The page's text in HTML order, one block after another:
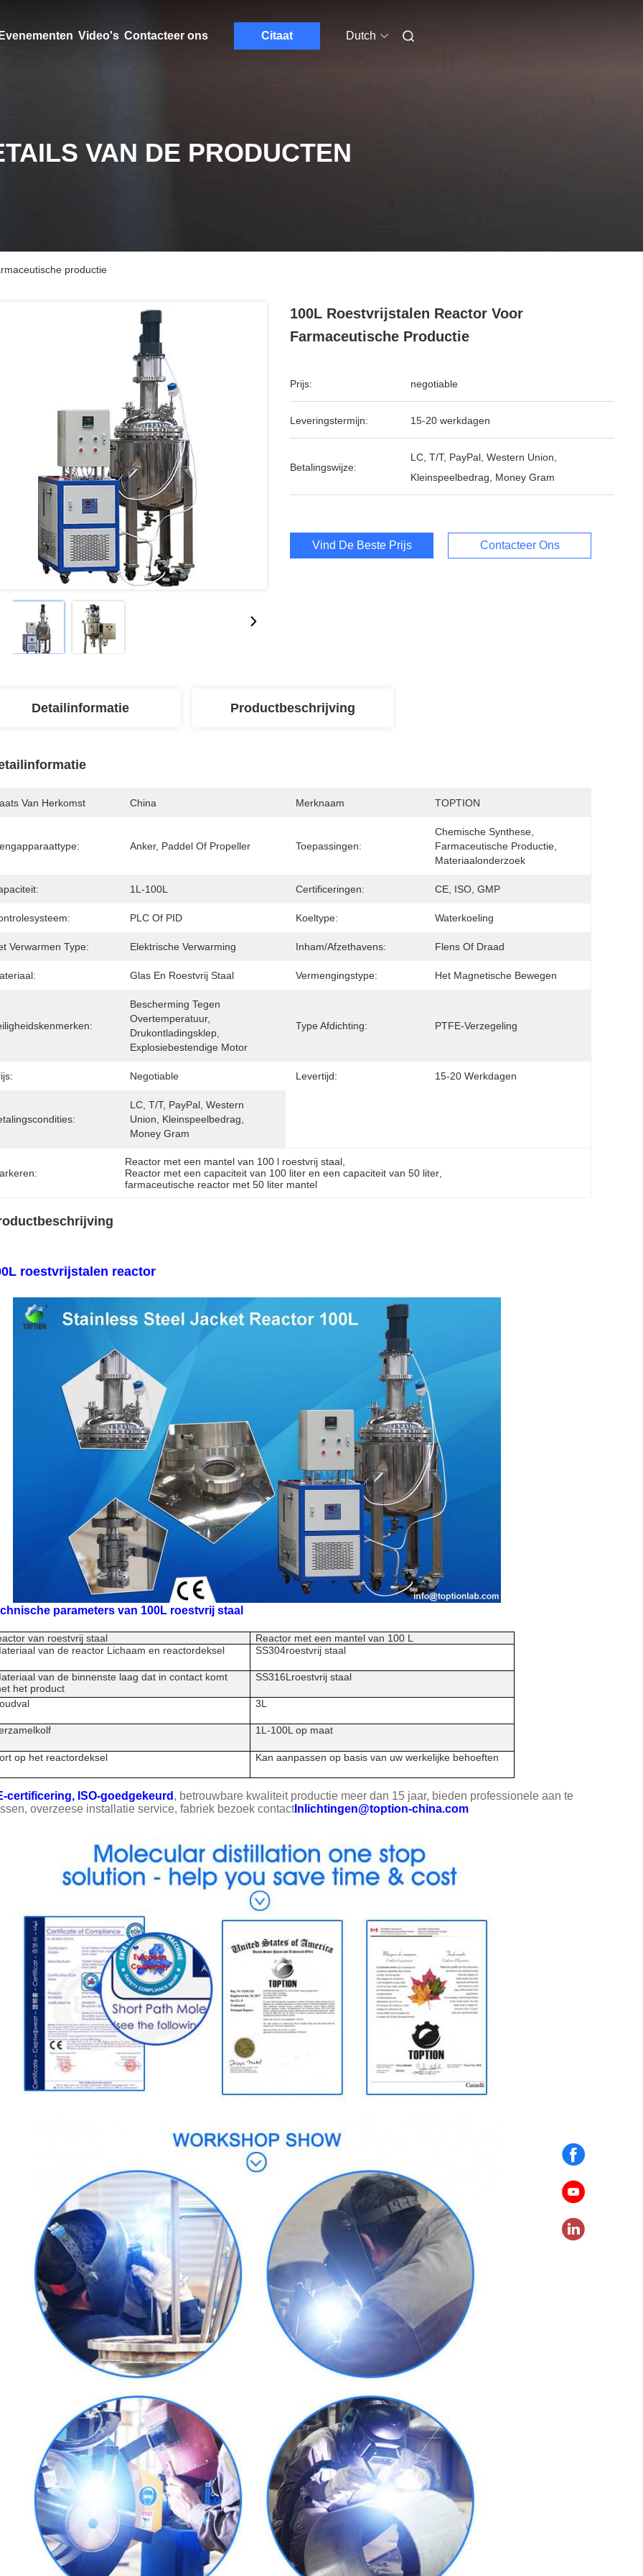
Evenementen Video's Contacteer ons Citaat Dutch
VAN DE PRODUCTEN
productie
100L Roestvrijstalen Reactor Voor
Farmaceutische Productie
Prijs: negotiable
Leveringstermijn: 15-20 werkdagen
Betalingswijze:
LC, T/T, PayPal, Western Union,
Kleinspeelbedrag, Money Gram
Vind De Beste Prijs Contacteer Ons
Detailinformatie Productbeschrijving
Van Herkomst China Merknaam TOPTION
Anker, Paddel Of Propeller Toepassingen:
Chemische Synthese,
Farmaceutische Productie,
Materiaalonderzoek
1L-100L Certificeringen: CE, ISO, GMP
PLC Of PID Koeltype: Waterkoeling
Verwarmen Type: Elektrische Verwarming Inham/Afzethavens: Flens Of Draad
Glas En Roestvrij Staal Vermengingstype: Het Magnetische Bewegen
Bescherming Tegen
Overtemperatuur,
Drukontladingsklep,
Explosiebestendige Motor
Type Afdichting: PTFE-Verzegeling
Negotiable Levertijd: 15-20 Werkdagen
LC, T/T, PayPal, Western
Union, Kleinspeelbedrag,
Money Gram
Reactor met een mantel van 100 l roestvrij staal
Reactor met een capaciteit van 100 liter en een capaciteit van 50 liter
farmaceutische reactor met 50 liter mantel
roestvrijstalen reactor
parameters van 100L roestvrij staal
van roestvrij staal
Reactor met een mantel van 100 L
van de reactor Lichaam en reactordeksel
SS304roestvrij staal
van de binnenste laag dat in contact komt
het product
SS316L roestvrij staal
3L
1L-100L op maat
op het reactordeksel Kan aanpassen op basis van uw werkelijke behoeften
certificering, ISO-goedgekeurd , betrouwbare kwaliteit productie meer dan 15 jaar, bieden professionele aan te
overzeese installatie service, fabriek bezoek contactInlichtingen@toption-china.com